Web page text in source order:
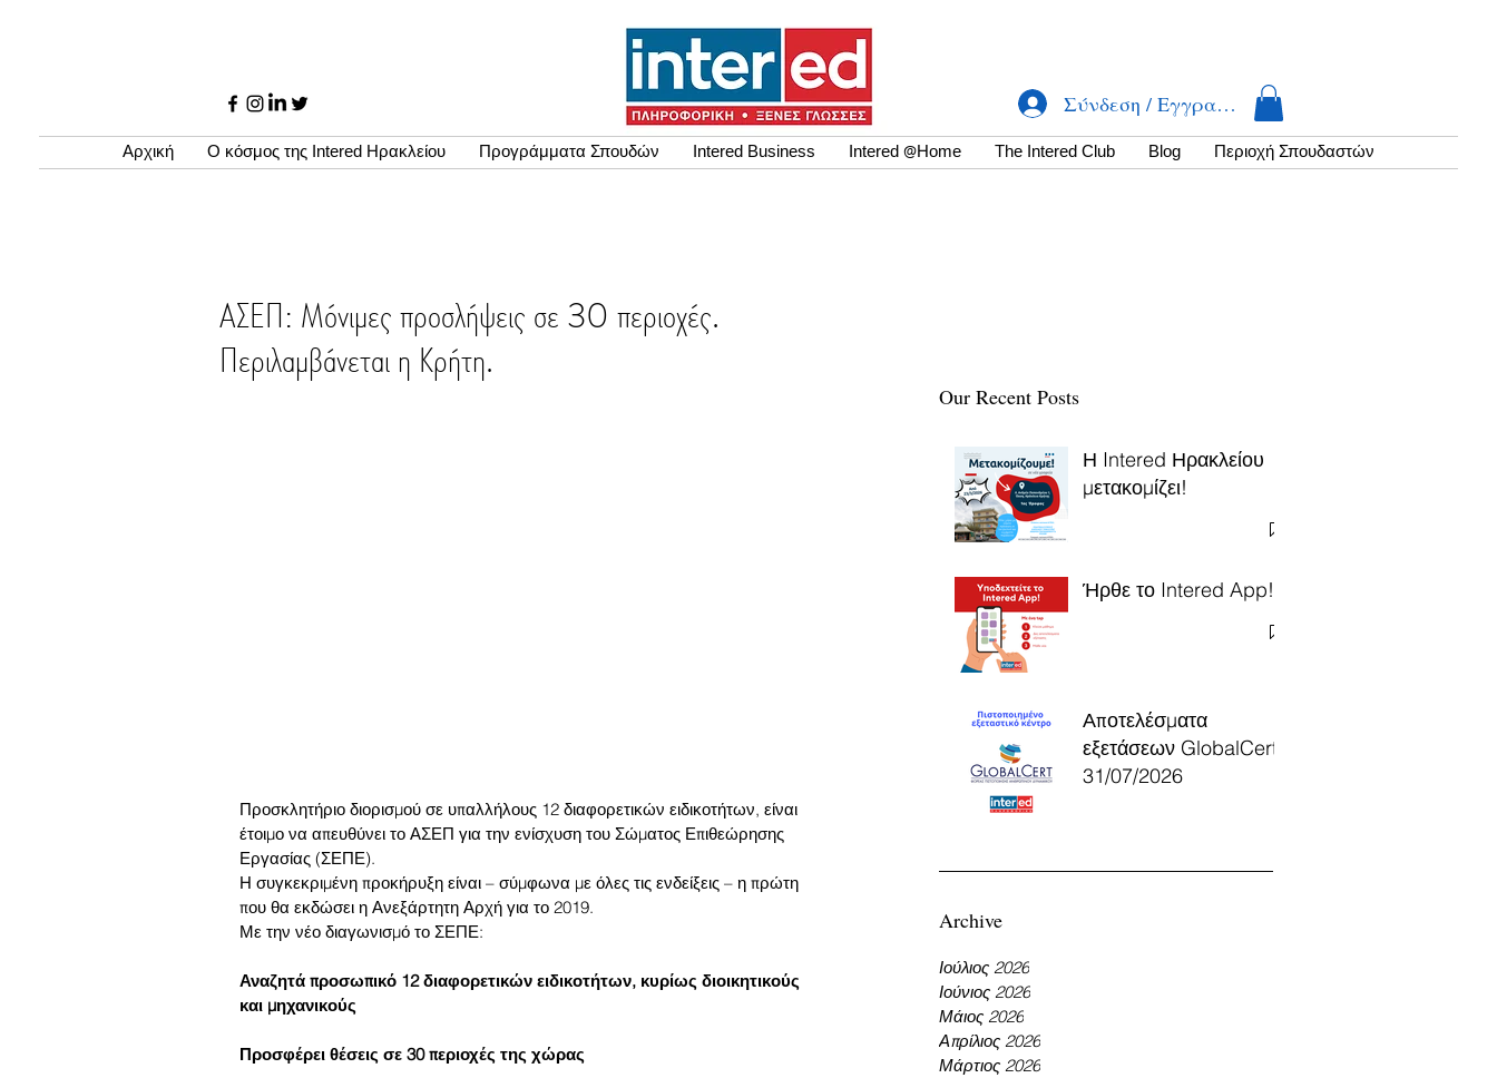
Σύνδεση / Εγγραφή
Αρχική Ο κόσμος της Intered Ηρακλείου Προγράμματα Σπουδών Intered Business Intered @Home The Intered Club Βlog Περιοχή Σπουδαστών
Our Recent Posts
Η Intered Ηρακλείου
μετακομίζει!
Ήρθε το Intered App!
Αποτελέσματα
εξετάσεων GlobalCert
31/07/2026
Archive
Ιούλιος 2026
Ιούνιος 2026
Μάιος 2026
Απρίλιος 2026
Μάρτιος 2026
ΑΣΕΠ: Μόνιμες προσλήψεις σε 30 περιοχές.
Περιλαμβάνεται η Κρήτη.
Προσκλητήριο διορισμού σε υπαλλήλους 12 διαφορετικών ειδικοτήτων, είναι
έτοιμο να απευθύνει το ΑΣΕΠ για την ενίσχυση του Σώματος Επιθεώρησης
Εργασίας (ΣΕΠΕ).
Η συγκεκριμένη προκήρυξη είναι – σύμφωνα με όλες τις ενδείξεις – η πρώτη
που θα εκδώσει η Ανεξάρτητη Αρχή για το 2019.
Με την νέο διαγωνισμό το ΣΕΠΕ:
Αναζητά προσωπικό 12 διαφορετικών ειδικοτήτων, κυρίως διοικητικούς
και μηχανικούς
Προσφέρει θέσεις σε 30 περιοχές της χώρας